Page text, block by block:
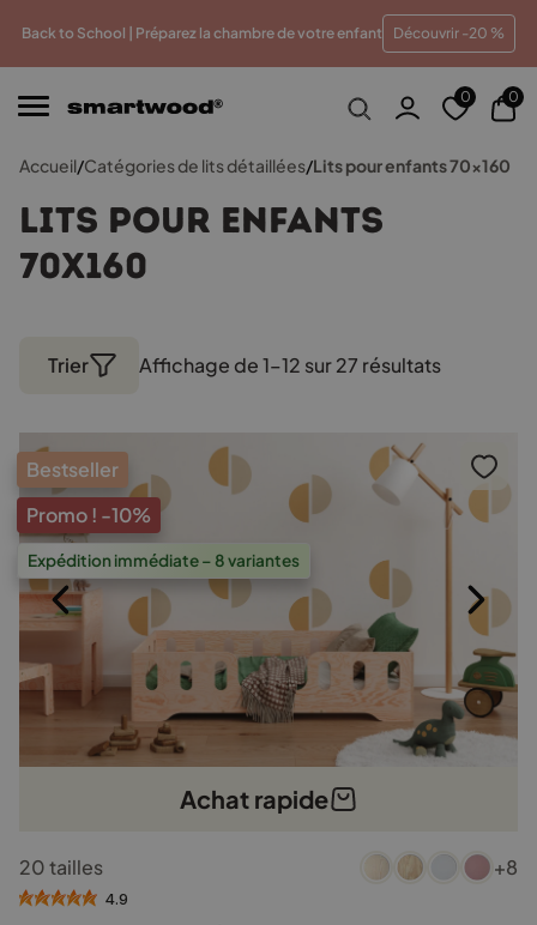
Back to School | Préparez la chambre de votre enfant Découvrir -20 %
prix Paiements en plusieurs fois sans frais
0 0
Accueil/Catégories de lits détaillées/Lits pour enfants 70x160
Lits pour enfants
70x160
Trier Affichage de 1–12 sur 27 résultats
Bestseller
Promo ! -10%
Expédition immédiate – 8 variantes
Achat rapide
produit
a
20 tailles +8
4.9